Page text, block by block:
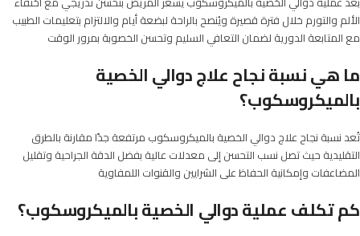
الألم والتورم خلال فترة قصيرة ويُنصح بالراحة لبضعة أيام والالتزام بتعليمات الطبيب
مع المتابعة الدورية لضمان التعافي السليم وتحسن الخصوبة بمرور الوقت
ما هي نسبة نجاح علاج دوالي الخصية
بالميكروسكوب؟
تُعد نسبة نجاح علاج دوالي الخصية بالميكروسكوب مرتفعة جدًا مقارنة بالطرق
التقليدية حيث تصل نسب التحسن إلى معدلات عالية بفضل الدقة الجراحية وتقليل
المضاعفات وإمكانية الحفاظ على الشرايين والقنوات اللمفاوية
كم تكلف عملية دوالي الخصية بالميكروسكوب؟